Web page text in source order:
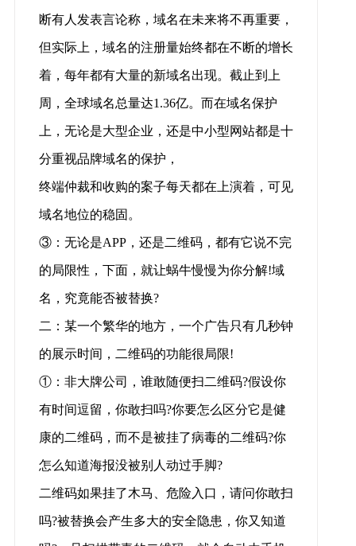
断有人发表言论称，域名在未来将不再重要，
但实际上，域名的注册量始终都在不断的增长
着，每年都有大量的新域名出现。截止到上
周，全球域名总量达1.36亿。而在域名保护
上，无论是大型企业，还是中小型网站都是十
分重视品牌域名的保护，
终端仲裁和收购的案子每天都在上演着，可见
域名地位的稳固。
③：无论是APP，还是二维码，都有它说不完
的局限性，下面，就让蜗牛慢慢为你分解!域
名，究竟能否被替换?
二：某一个繁华的地方，一个广告只有几秒钟
的展示时间，二维码的功能很局限!
①：非大牌公司，谁敢随便扫二维码?假设你
有时间逗留，你敢扫吗?你要怎么区分它是健
康的二维码，而不是被挂了病毒的二维码?你
怎么知道海报没被别人动过手脚?
二维码如果挂了木马、危险入口，请问你敢扫
吗?被替换会产生多大的安全隐患，你又知道